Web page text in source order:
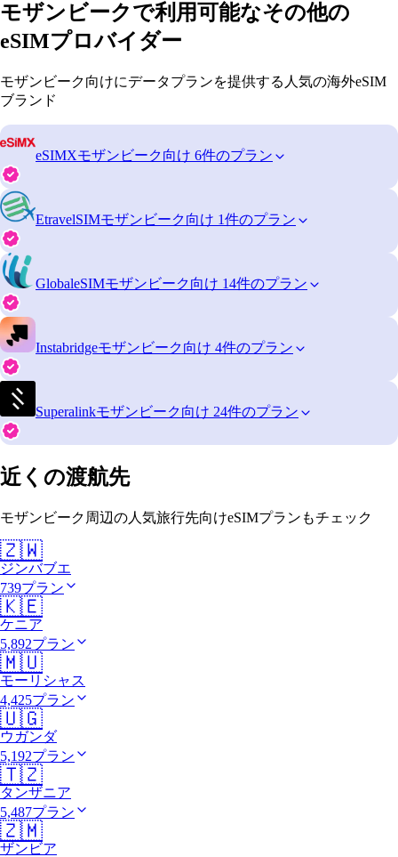
モザンビークで利用可能なその他の
eSIMプロバイダー
モザンビーク向けにデータプランを提供する人気の海外eSIM
ブランド
eSIMXモザンビーク向け 6件のプラン
EtravelSIMモザンビーク向け 1件のプラン
GlobaleSIMモザンビーク向け 14件のプラン
Instabridgeモザンビーク向け 4件のプラン
Superalinkモザンビーク向け 24件のプラン
近くの渡航先
モザンビーク周辺の人気旅行先向けeSIMプランもチェック
🇿🇼
ジンバブエ
739プラン
🇰🇪
ケニア
5,892プラン
🇲🇺
モーリシャス
4,425プラン
🇺🇬
ウガンダ
5,192プラン
🇹🇿
タンザニア
5,487プラン
🇿🇲
ザンビア